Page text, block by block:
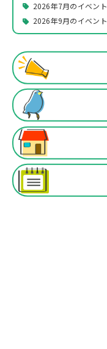
2026年7月のイベント
2026年9月のイベント